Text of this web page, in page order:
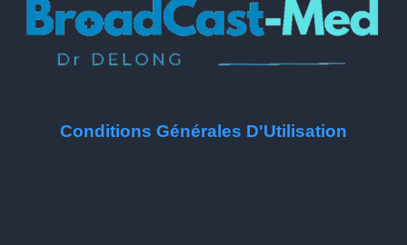
Conditions Générales D'Utilisation